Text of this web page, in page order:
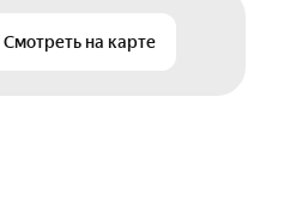
Смотреть на карте